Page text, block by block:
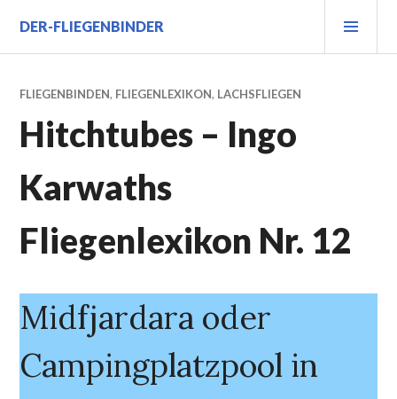
Inhalt
springen
DER-FLIEGENBINDER
FLIEGENBINDEN, FLIEGENLEXIKON, LACHSFLIEGEN
Hitchtubes – Ingo
Karwaths
Fliegenlexikon Nr. 12
Midfjardara oder
Campingplatzpool in